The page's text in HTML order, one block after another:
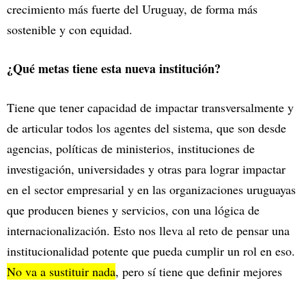
crecimiento más fuerte del Uruguay, de forma más
sostenible y con equidad.
¿Qué metas tiene esta nueva institución?
Tiene que tener capacidad de impactar transversalmente y
de articular todos los agentes del sistema, que son desde
agencias, políticas de ministerios, instituciones de
investigación, universidades y otras para lograr impactar
en el sector empresarial y en las organizaciones uruguayas
que producen bienes y servicios, con una lógica de
internacionalización. Esto nos lleva al reto de pensar una
institucionalidad potente que pueda cumplir un rol en eso.
No va a sustituir nada, pero sí tiene que definir mejores